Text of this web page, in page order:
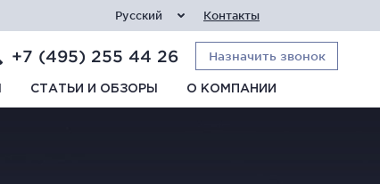
Русский Контакты
+7 (495) 255 44 26 Назначить звонок
СТАТЬИ И ОБЗОРЫ О КОМПАНИИ